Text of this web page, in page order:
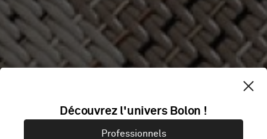
Découvrez l'univers Bolon !
Professionnels